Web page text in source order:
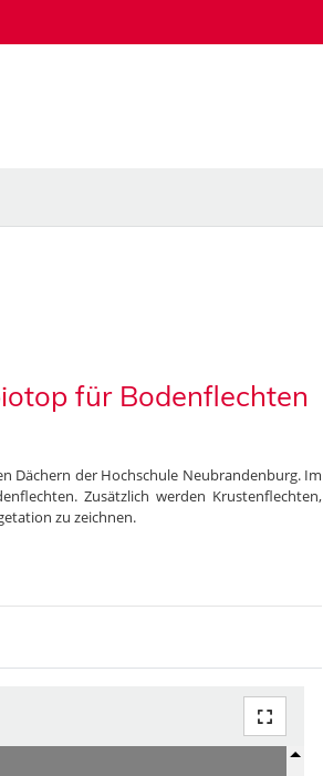
für Bodenflechten
Dächern der Hochschule Neubrandenburg. Im
Zusätzlich werden Krustenflechten,
zu zeichnen.